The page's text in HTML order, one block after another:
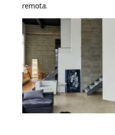
remota.